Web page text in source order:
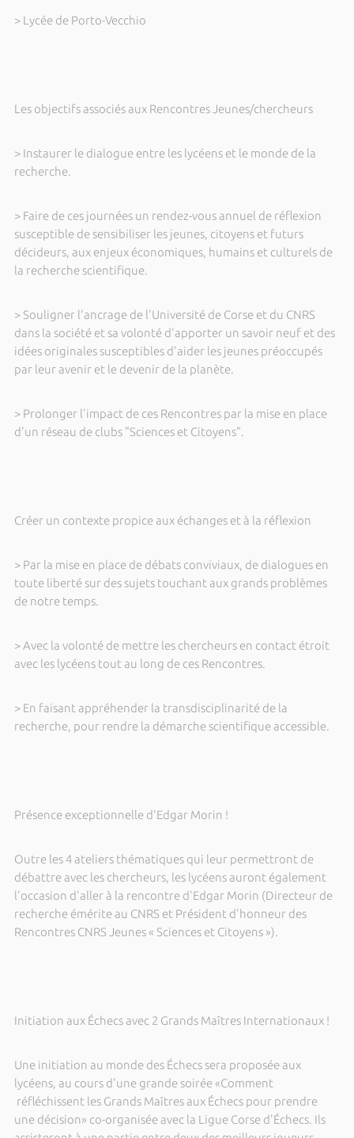
> Lycée de Porto-Vecchio
Les objectifs associés aux Rencontres Jeunes/chercheurs
> Instaurer le dialogue entre les lycéens et le monde de la
recherche.
> Faire de ces journées un rendez-vous annuel de réflexion
susceptible de sensibiliser les jeunes, citoyens et futurs
décideurs, aux enjeux économiques, humains et culturels de
la recherche scientifique.
> Souligner l'ancrage de l'Université de Corse et du CNRS
dans la société et sa volonté d'apporter un savoir neuf et des
idées originales susceptibles d'aider les jeunes préoccupés
par leur avenir et le devenir de la planète.
> Prolonger l'impact de ces Rencontres par la mise en place
d'un réseau de clubs "Sciences et Citoyens".
Créer un contexte propice aux échanges et à la réflexion
> Par la mise en place de débats conviviaux, de dialogues en
toute liberté sur des sujets touchant aux grands problèmes
de notre temps.
> Avec la volonté de mettre les chercheurs en contact étroit
avec les lycéens tout au long de ces Rencontres.
> En faisant appréhender la transdisciplinarité de la
recherche, pour rendre la démarche scientifique accessible.
Présence exceptionnelle d'Edgar Morin !
Outre les 4 ateliers thématiques qui leur permettront de
débattre avec les chercheurs, les lycéens auront également
l'occasion d'aller à la rencontre d'Edgar Morin (Directeur de
recherche émérite au CNRS et Président d'honneur des
Rencontres CNRS Jeunes « Sciences et Citoyens »).
Initiation aux Échecs avec 2 Grands Maîtres Internationaux !
Une initiation au monde des Échecs sera proposée aux
lycéens, au cours d'une grande soirée «Comment
réfléchissent les Grands Maîtres aux Échecs pour prendre
une décision» co-organisée avec la Ligue Corse d'Échecs. Ils